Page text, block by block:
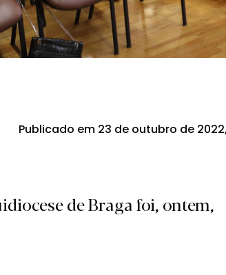
Publicado em 23 de outubro de
de Braga foi, ontem,